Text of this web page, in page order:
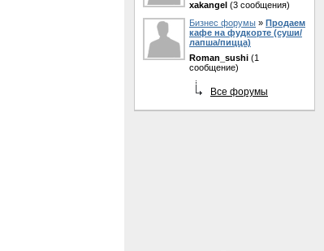
xakangel (3 сообщения)
Бизнес форумы » Продаем
кафе на фудкорте (суши/
лапша/пицца)
Roman_sushi (1
сообщение)
Все форумы